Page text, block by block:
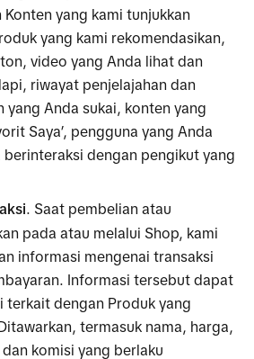
yang kami tunjukkan
yang kami rekomendasikan,
video yang Anda lihat dan
riwayat penjelajahan dan
yang Anda sukai, konten yang
Saya’, pengguna yang Anda
berinteraksi dengan pengikut yang
. Saat pembelian atau
pada atau melalui Shop, kami
informasi mengenai transaksi
Informasi tersebut dapat
terkait dengan Produk yang
termasuk nama, harga,
komisi yang berlaku